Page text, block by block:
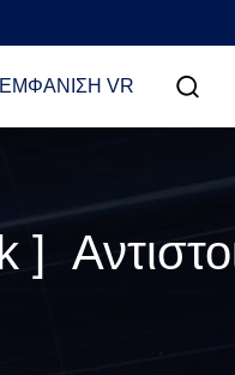
ΕΜΦΆΝΙΣΗ VR